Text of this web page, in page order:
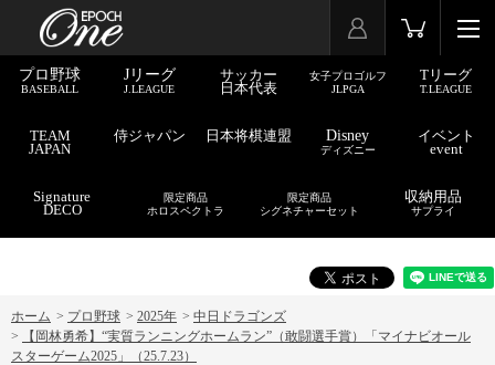
プロ野球
BASEBALL
Jリーグ
J.LEAGUE
サッカー
日本代表
女子プロゴルフ
JLPGA
Tリーグ
T.LEAGUE
TEAM
JAPAN
侍ジャパン 日本将棋連盟 Disney
ディズニー
イベント
event
Signature
DECO
限定商品
ホロスペクトラ
限定商品
シグネチャーセット
収納用品
サプライ
ホーム > プロ野球 > 2025年 > 中日ドラゴンズ
>
【岡林勇希】“実質ランニングホームラン”（敢闘選手賞）「マイナビオール
スターゲーム2025」（25.7.23）